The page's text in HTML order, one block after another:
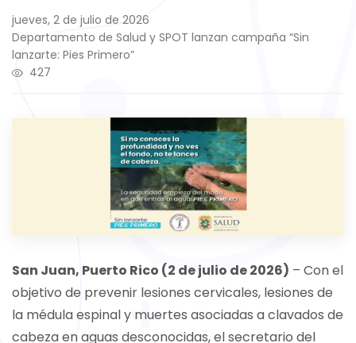
jueves, 2 de julio de 2026
Departamento de Salud y SPOT lanzan campaña “Sin
lanzarte: Pies Primero”
427
San Juan, Puerto Rico (2 de julio de 2026) – Con el
objetivo de prevenir lesiones cervicales, lesiones de
la médula espinal y muertes asociadas a clavados de
cabeza en aguas desconocidas, el secretario del